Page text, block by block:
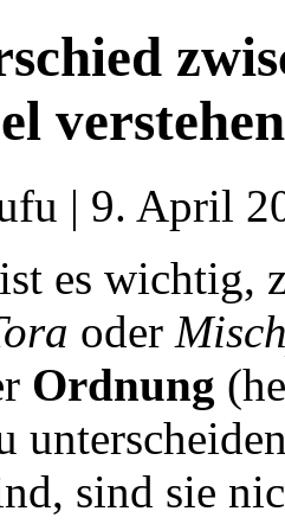
verstehen
| 9. April
es wichtig,
oder
Ordnung
sind sie